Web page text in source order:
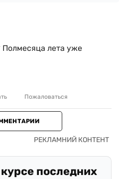
Полмесяца лета уже
Пожаловаться
последних